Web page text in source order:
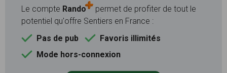
Le compte Rando
permet de profiter de tout le
potentiel qu'offre Sentiers en France :
Pas de pub
Favoris illimités
Mode hors-connexion